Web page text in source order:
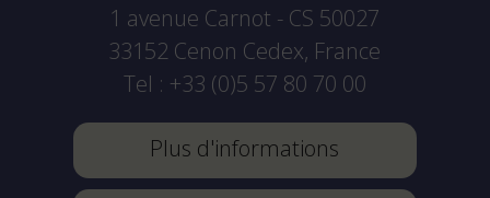
1 avenue Carnot - CS 50027
33152 Cenon Cedex, France
Tel : +33 (0)5 57 80 70 00
Plus d'informations